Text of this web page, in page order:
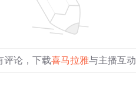
评论，下载喜马拉雅与主播互动